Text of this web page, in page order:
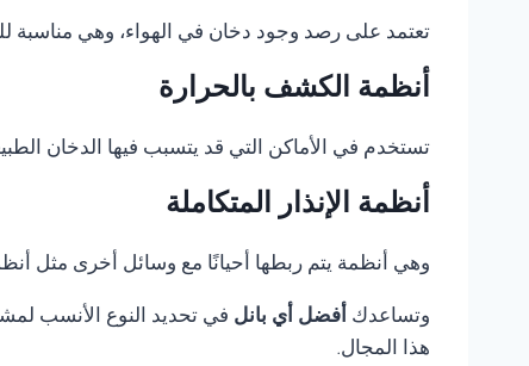
تعتمد على رصد وجود دخان في الهواء، وهي مناسبة
أنظمة الكشف بالحرارة
تستخدم في الأماكن التي قد يتسبب فيها الدخان
أنظمة الإنذار المتكاملة
وهي أنظمة يتم ربطها أحيانًا مع وسائل أخرى مثل
وتساعدك أفضل أي بانل في تحديد النوع الأنسب
هذا المجال.